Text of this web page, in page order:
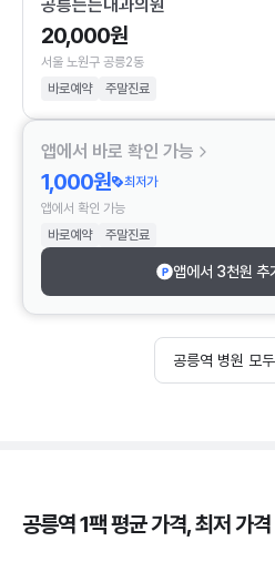
공릉든든내과의원
20,000원
서울 노원구 공릉2동
바로예약
주말진료
앱에서 바로 확인 가능
1,000원
최저가
앱에서 확인 가능
바로예약
주말진료
앱에서 3천원 추
공릉역 병원 모두
공릉역 1팩 평균 가격, 최저 가